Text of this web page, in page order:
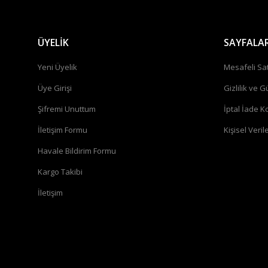
ÜYELİK
Yeni Üyelik
Üye Girişi
Şifremi Unuttum
İletişim Formu
Havale Bildirim Formu
Kargo Takibi
İletişim
Mesafeli
Gizlilik ve
İptal İade
Kişisel